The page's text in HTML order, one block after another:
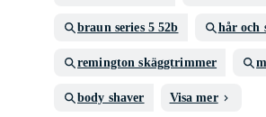
braun series 5 52b hår och
remington skäggtrimmer
body shaver Visa mer